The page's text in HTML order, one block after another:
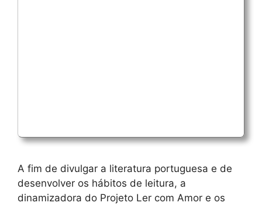
A fim de divulgar a literatura portuguesa e de
desenvolver os hábitos de leitura, a
dinamizadora do Projeto Ler com Amor e os